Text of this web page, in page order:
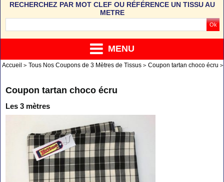
MENU
RECHERCHEZ PAR MOT CLEF OU RÉFÉRENCE UN TISSU AU
METRE
Accueil Tous Nos Coupons de 3 Mètres de Tissus Coupon tartan choco écru
Coupon tartan choco écru
Les 3 mètres